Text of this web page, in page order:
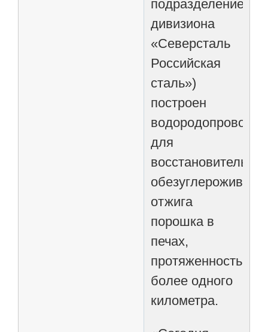
подразделение
дивизиона
«Северсталь
Российская
сталь»)
построен
водородопровод
для
восстановительно-
отжига
порошка в
печах,
протяженностью
более одного
километра.